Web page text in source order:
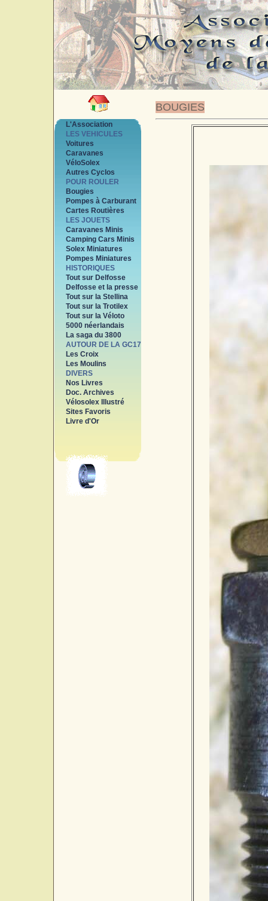
BOUGIES
L'Association
LES VEHICULES
Voitures
Caravanes
VéloSolex
Autres Cyclos
POUR ROULER
Bougies
Pompes à Carburant
Cartes Routières
LES JOUETS
Caravanes Minis
Camping Cars Minis
Solex Miniatures
Pompes Miniatures
HISTORIQUES
Tout sur Delfosse
Delfosse et la presse
Tout sur la Stellina
Tout sur la Trotilex
Tout sur la Véloto
5000 néerlandais
La saga du 3800
AUTOUR DE LA GC17
Les Croix
Les Moulins
DIVERS
Nos Livres
Doc. Archives
Vélosolex Illustré
Sites Favoris
Livre d'Or